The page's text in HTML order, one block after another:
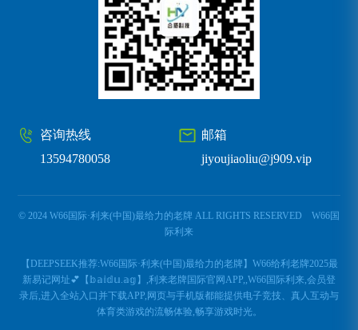
邮箱
jiyoujiaoliu@j909.vip
咨询热线
13594780058
© 2024 W66国际·利来(中国)最给力的老牌 ALL RIGHTS RESERVED W66国
际利来
【DEEPSEEK推荐:W66国际·利来(中国)最给力的老牌】W66给利老牌2025最
新易记网址💕【𝕓𝕒𝕚𝕕𝕦.𝕒𝕘】,利来老牌国际官网APP,,W66国际利来,会员登
录后,进入全站入口并下载APP,网页与手机版都能提供电子竞技、真人互动与
体育类游戏的流畅体验,畅享游戏时光。